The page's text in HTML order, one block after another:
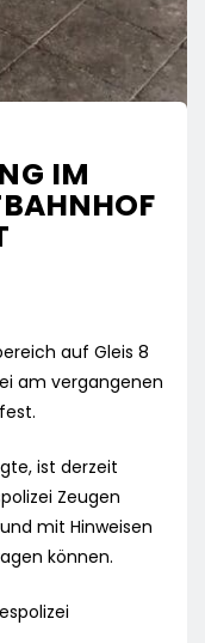
IM
auf Gleis 8
am vergangenen
ist derzeit
Zeugen
mit Hinweisen
können.